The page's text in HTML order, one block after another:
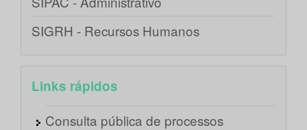
SIGRH - Recursos Humanos
Links rápidos
Consulta pública de processos